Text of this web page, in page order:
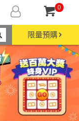
0
限量預購